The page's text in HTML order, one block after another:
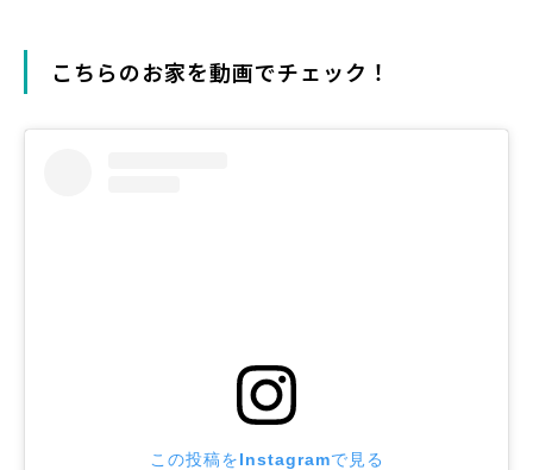
こちらのお家を動画でチェック！
この投稿をInstagramで見る